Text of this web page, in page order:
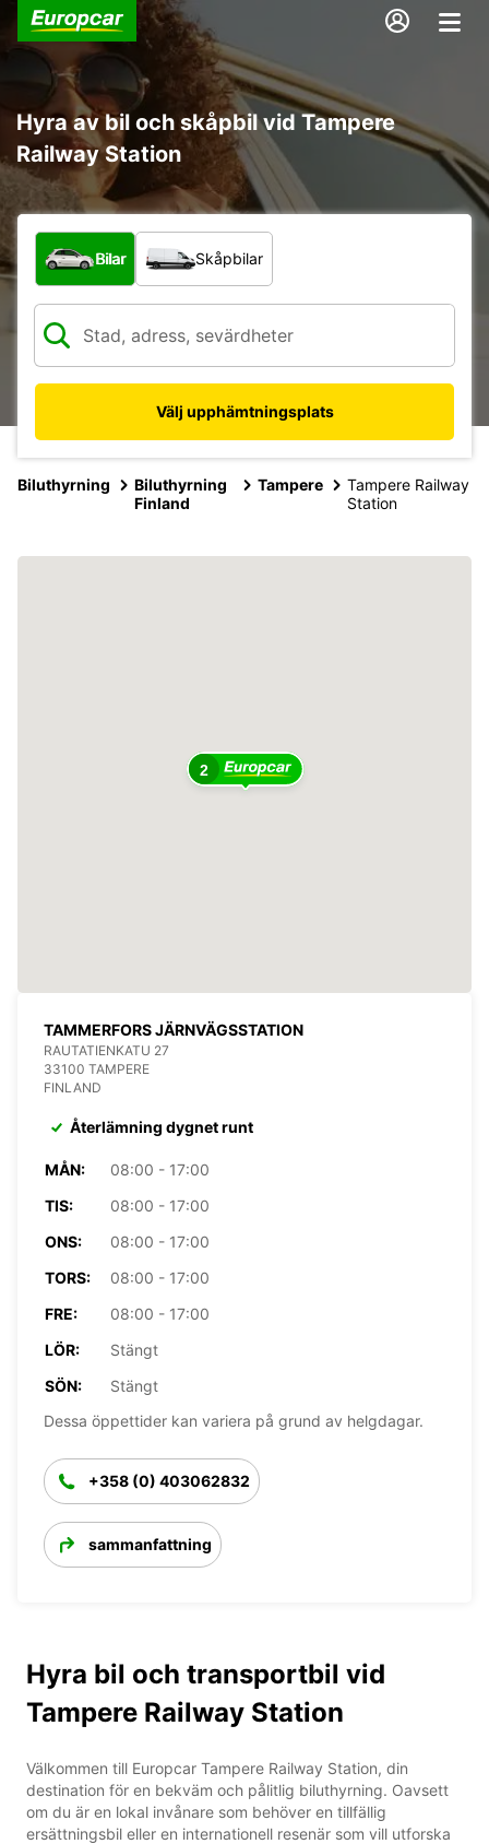
Hyra av bil och skåpbil vid Tampere
Railway Station
Vilken typ av fordon?
Bilar Skåpbilar
Välj upphämtningsplats
Biluthyrning
Biluthyrning
Finland
Tampere
Tampere Railway
Station
2
TAMMERFORS JÄRNVÄGSSTATION
RAUTATIENKATU 27
33100 TAMPERE
FINLAND
Återlämning dygnet runt
MÅN:
08:00 - 17:00
TIS:
08:00 - 17:00
ONS:
08:00 - 17:00
TORS:
08:00 - 17:00
FRE:
08:00 - 17:00
LÖR:
Stängt
SÖN:
Stängt
Dessa öppettider kan variera på grund av helgdagar.
+358 (0) 403062832
sammanfattning
Hyra bil och transportbil vid
Tampere Railway Station
Välkommen till Europcar Tampere Railway Station, din
destination för en bekväm och pålitlig biluthyrning. Oavsett
om du är en lokal invånare som behöver en tillfällig
ersättningsbil eller en internationell resenär som vill utforska